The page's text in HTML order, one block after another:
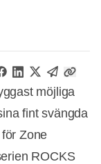
möjliga
fint svängda
Zone
ROCKS